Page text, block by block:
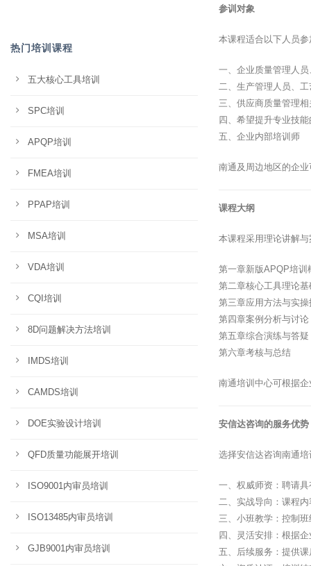
参训对象
本课程适合以下人员参
一、企业质量管理人
二、生产管理人员、
三、供应商质量管理
四、希望提升专业技
五、企业内部培训师
南通及周边地区的企
课程大纲
本课程采用理论讲解
第一章新版APQP培训
第二章核心工具理论基
第三章应用方法与实操
第四章案例分析与讨论
第五章综合演练与答疑
第六章考核与总结
南通培训中心可根据
安信达咨询的服务优势
选择安信达咨询南通
一、权威师资：聘请
二、实战导向：课程
三、小班教学：控制
四、灵活安排：根据
五、后续服务：提供
热门培训课程
五大核心工具培训
SPC培训
APQP培训
FMEA培训
PPAP培训
MSA培训
VDA培训
CQI培训
8D问题解决方法培训
IMDS培训
CAMDS培训
DOE实验设计培训
QFD质量功能展开培训
ISO9001内审员培训
ISO13485内审员培训
GJB9001内审员培训